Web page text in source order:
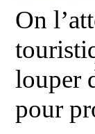
On
louper
pour